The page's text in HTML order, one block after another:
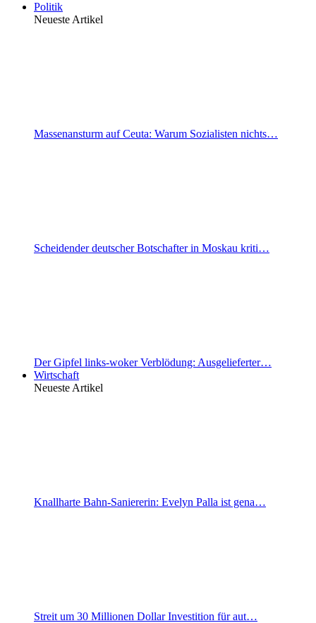
Politik
Neueste Artikel
Massenansturm auf Ceuta: Warum Sozialisten nichts…
Scheidender deutscher Botschafter in Moskau kriti…
Der Gipfel links-woker Verblödung: Ausgelieferter…
Wirtschaft
Neueste Artikel
Knallharte Bahn-Saniererin: Evelyn Palla ist gena…
Streit um 30 Millionen Dollar Investition für aut…